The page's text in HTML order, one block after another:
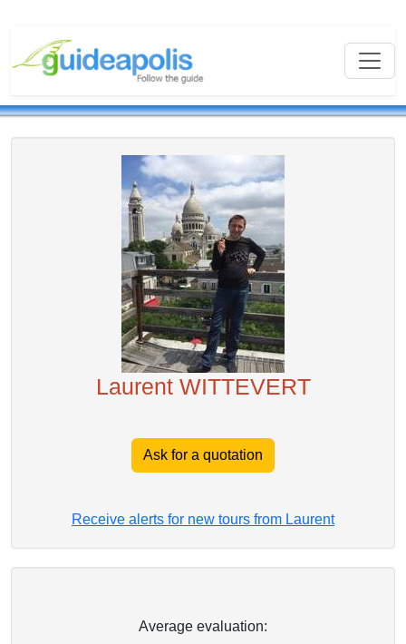
Laurent WITTEVERT
Ask for a quotation
Receive alerts for new tours from Laurent
Average evaluation: